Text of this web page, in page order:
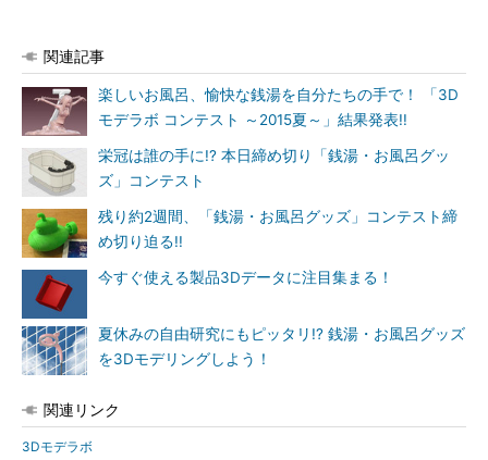
関連記事
楽しいお風呂、愉快な銭湯を自分たちの手で！ 「3D
モデラボ コンテスト ～2015夏～」結果発表!!
栄冠は誰の手に!? 本日締め切り「銭湯・お風呂グッ
ズ」コンテスト
残り約2週間、「銭湯・お風呂グッズ」コンテスト締
め切り迫る!!
今すぐ使える製品3Dデータに注目集まる！
夏休みの自由研究にもピッタリ!? 銭湯・お風呂グッズ
を3Dモデリングしよう！
関連リンク
3Dモデラボ